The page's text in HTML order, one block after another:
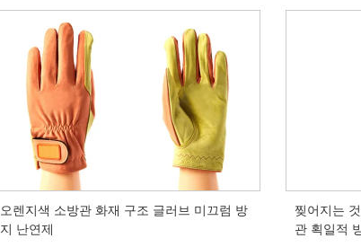
오렌지색 소방관 화재 구조 글러브 미끄럼 방
지 난연제
찢어지는
관 획일적